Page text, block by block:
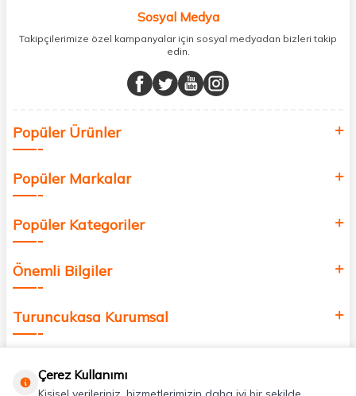
minerallere kadar binlerce ürünü uygun fiyat ve hızlı kargo avantajıyla
sunuyoruz.
buluşturuyor ve online alışveriş deneyiminizi en iyi hale getiriyoruz.
Sağlık, güzellik ve iyi yaşam için aradığınız her şey burada!
değer katmak için bize katılın!
Sosyal Medya
Takipçilerimize özel kampanyalar için sosyal medyadan bizleri takip
edin.
Popüler Ürünler
Popüler Markalar
Popüler Kategoriler
Önemli Bilgiler
Turuncukasa Kurumsal
Çerez Kullanımı